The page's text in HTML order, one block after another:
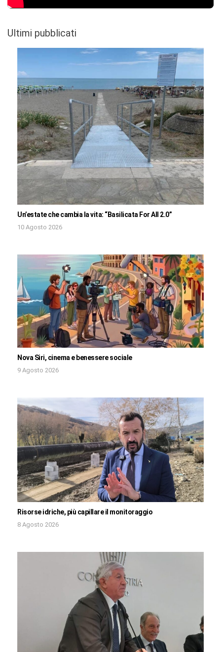
Ultimi pubblicati
Un’estate che cambia la vita: “Basilicata For All 2.0”
10 Agosto 2026
Nova Siri, cinema e benessere sociale
9 Agosto 2026
Risorse idriche, più capillare il monitoraggio
8 Agosto 2026